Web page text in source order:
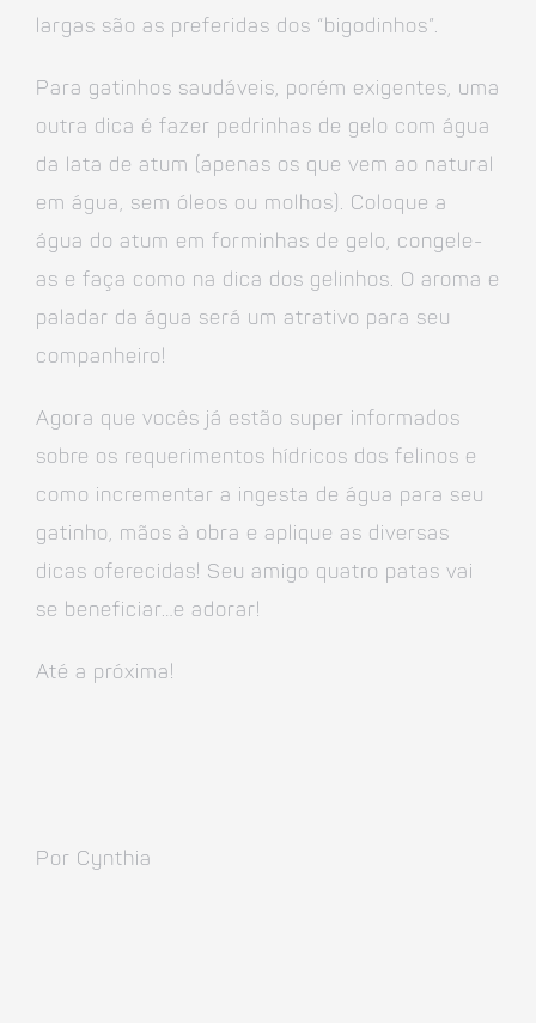
largas são as preferidas dos “bigodinhos”.
Para gatinhos saudáveis, porém exigentes, uma
outra dica é fazer pedrinhas de gelo com água
da lata de atum (apenas os que vem ao natural
em água, sem óleos ou molhos). Coloque a
água do atum em forminhas de gelo, congele-
as e faça como na dica dos gelinhos. O aroma e
paladar da água será um atrativo para seu
companheiro!
Agora que vocês já estão super informados
sobre os requerimentos hídricos dos felinos e
como incrementar a ingesta de água para seu
gatinho, mãos à obra e aplique as diversas
dicas oferecidas! Seu amigo quatro patas vai
se beneficiar…e adorar!
Até a próxima!
Por Cynthia